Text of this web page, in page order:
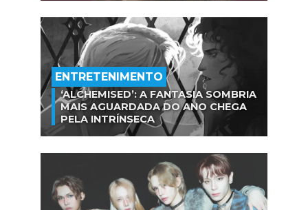
ENTRETENIMENTO
‘ALCHEMISED’: A FANTASIA SOMBRIA
MAIS AGUARDADA DO ANO CHEGA
PELA INTRÍNSECA